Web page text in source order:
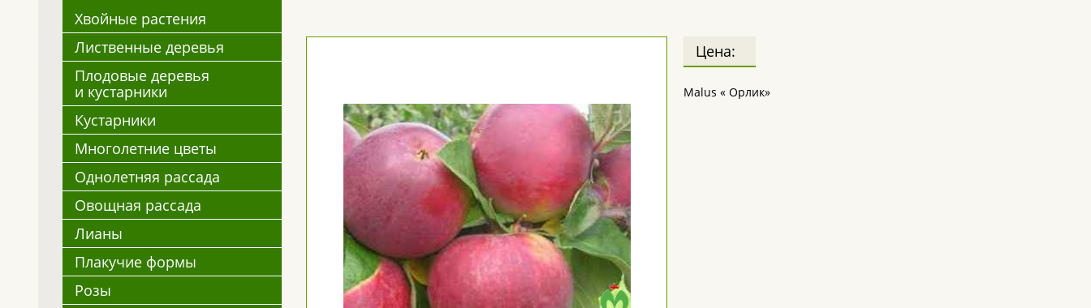
Хвойные растения
Лиственные деревья
Плодовые деревья
и кустарники
Кустарники
Многолетние цветы
Однолетняя рассада
Овощная рассада
Лианы
Плакучие формы
Розы
Цена:
Malus « Орлик»